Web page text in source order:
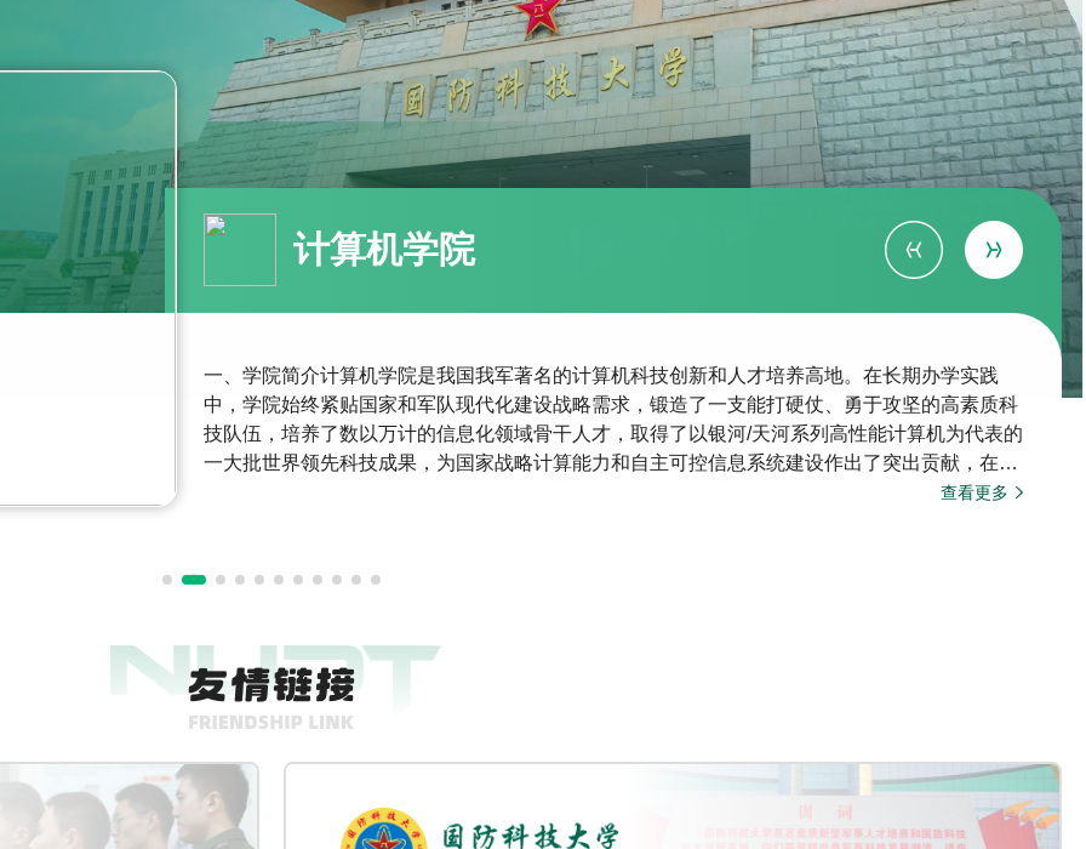
计算机学院
一、学院简介计算机学院是我国我军著名的计算机科技创新和人才培养高地。在长期办学实践
中，学院始终紧贴国家和军队现代化建设战略需求，锻造了一支能打硬仗、勇于攻坚的高素质科
技队伍，培养了数以万计的信息化领域骨干人才，取得了以银河/天河系列高性能计算机为代表的
一大批世界领先科技成果，为国家战略计算能力和自主可控信息系统建设作出了突出贡献，在计
算机领域形成了引领全军、代表国家最高水平、进入世界领先行列的综合实力。二、历史沿革学
查看更多